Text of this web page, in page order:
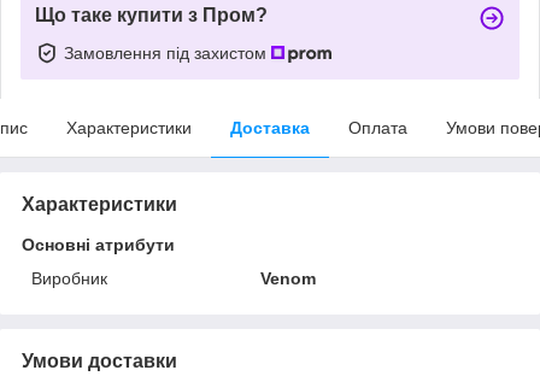
Що таке купити з Пром?
Замовлення під захистом
Характеристики Доставка Оплата Умови
Характеристики
Основні атрибути
Виробник
Venom
Умови доставки